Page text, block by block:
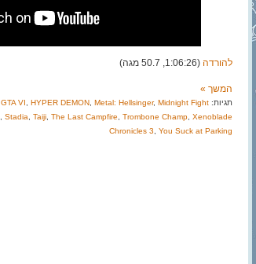
להורדה (1:06:26, 50.7 מגה)
המשך »
תגיות: GTA VI HYPER DEMON Metal: Hellsinger, Midnight Fight
Stadia Taiji The Last Campfire Trombone Champ Xenoblade
Chronicles 3
You Suck at Parking